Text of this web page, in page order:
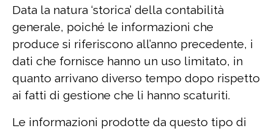
Data la natura ‘storica’ della contabilità
generale, poiché le informazioni che
produce si riferiscono all’anno precedente, i
dati che fornisce hanno un uso limitato, in
quanto arrivano diverso tempo dopo rispetto
ai fatti di gestione che li hanno scaturiti.
Le informazioni prodotte da questo tipo di